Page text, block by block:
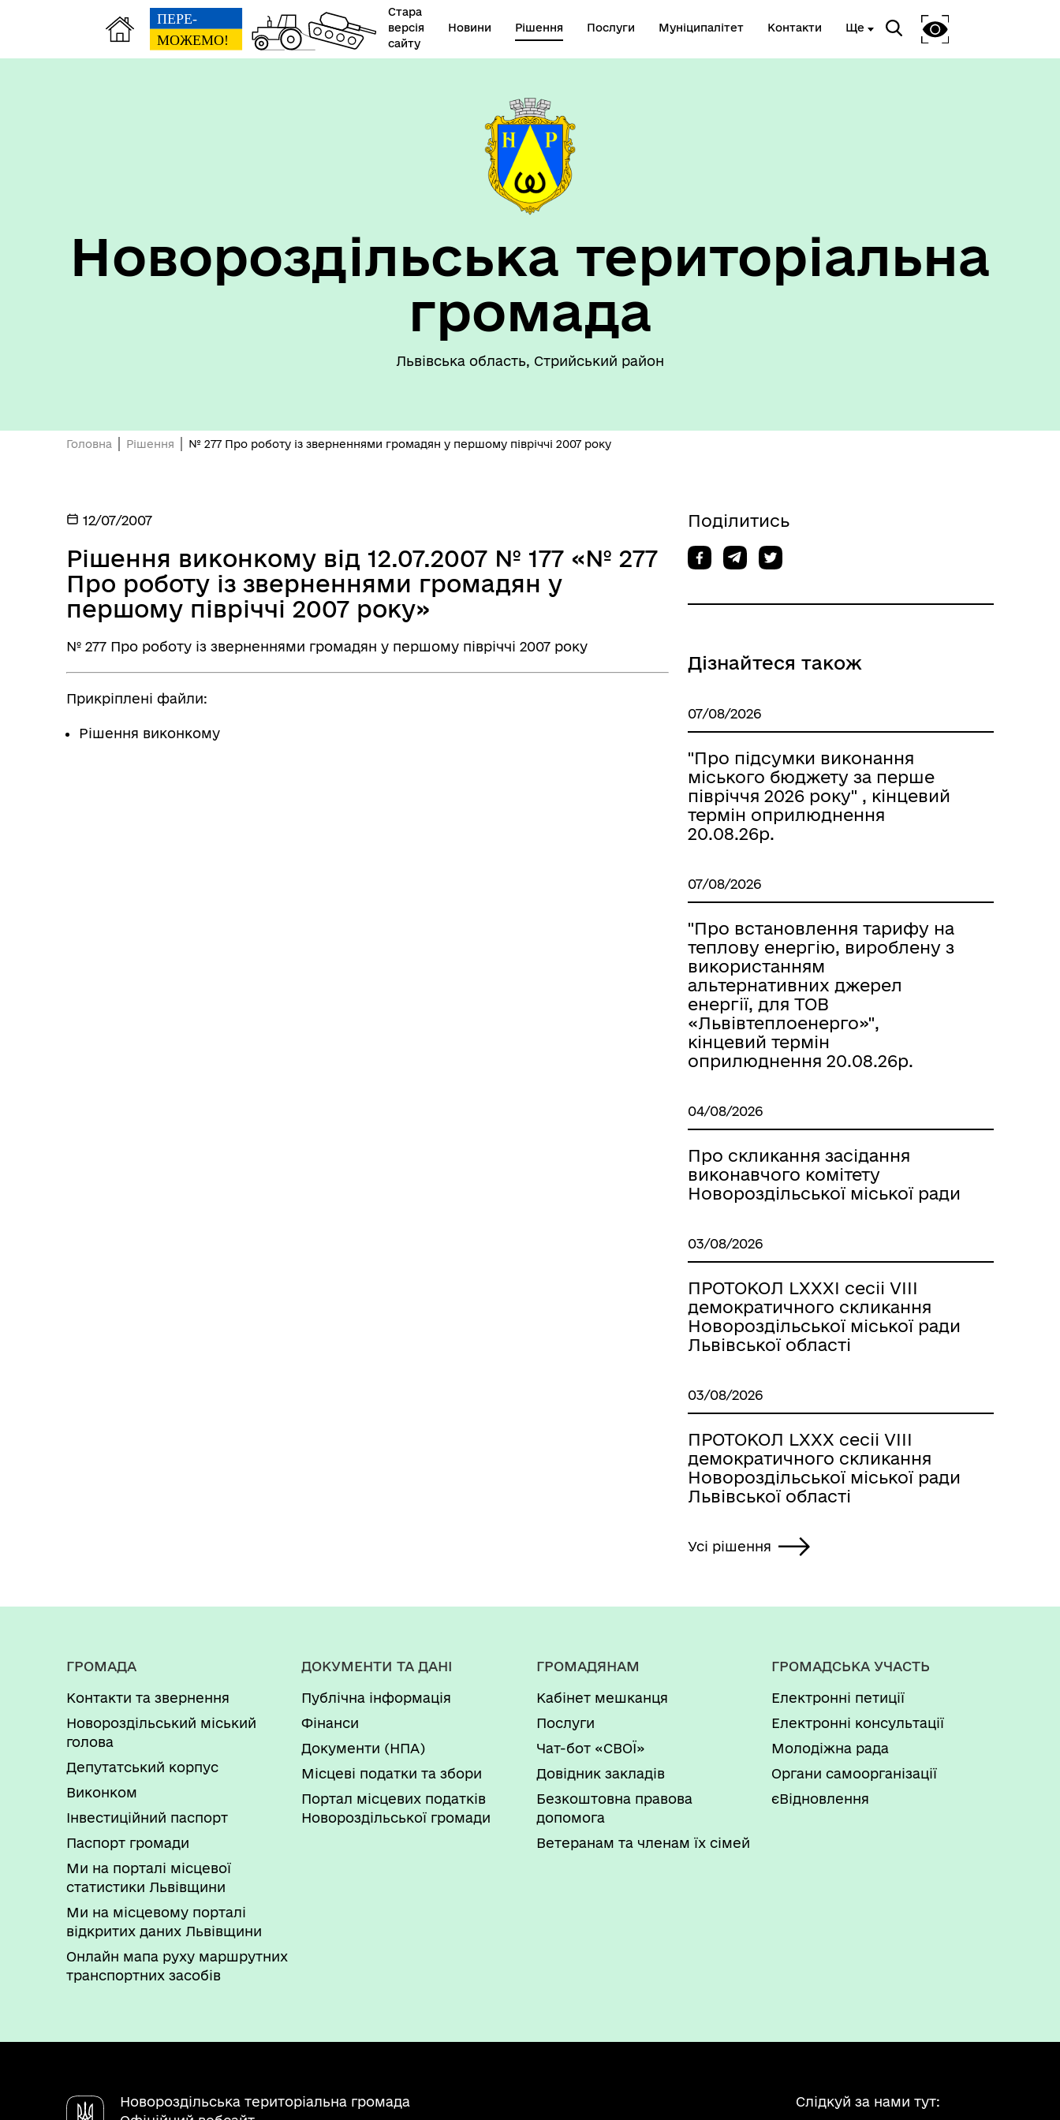
Стара
версія
сайту
Новини Рішення Послуги Муніципалітет Контакти Ще
Оплата праці
Контакти та розпорядок
СПАДЩИНИ
НОВОРОЗДІЛЬСЬКОЇ
ТЕРИТОРІАЛЬНОЇ ГРОМАДИ
Діяльність
"Воєнний ( Надзвичайний)
Новороздільська територіальна
громада
Львівська область, Стрийський район
Головна Рішення № 277 Про роботу із зверненнями громадян у першому півріччі 2007 року
12/07/2007
Рішення виконкому від 12.07.2007 № 177 «№ 277
Про роботу із зверненнями громадян у
першому півріччі 2007 року»
№ 277 Про роботу із зверненнями громадян у першому півріччі 2007 року
Прикріплені файли:
Рішення виконкому
Поділитись
Дізнайтеся також
07/08/2026
"Про підсумки виконання
міського бюджету за перше
півріччя 2026 року" , кінцевий
термін оприлюднення
20.08.26р.
07/08/2026
"Про встановлення тарифу на
теплову енергію, вироблену з
використанням
альтернативних джерел
енергії, для ТОВ
«Львівтеплоенерго»",
кінцевий термін
оприлюднення 20.08.26р.
04/08/2026
Про скликання засідання
виконавчого комітету
Новороздільської міської ради
03/08/2026
ПРОТОКОЛ LХХХІ сесіі VІІІ
демократичного скликання
Новороздільської міської ради
Львівської області
03/08/2026
ПРОТОКОЛ LХХХ сесіі VІІІ
демократичного скликання
Новороздільської міської ради
Львівської області
Усі рішення
ГРОМАДА
Контакти та звернення
Новороздільський міський
голова
Депутатський корпус
Виконком
Інвестиційний паспорт
Паспорт громади
Ми на порталі місцевої
статистики Львівщини
Ми на місцевому порталі
відкритих даних Львівщини
Онлайн мапа руху маршрутних
транспортних засобів
ДОКУМЕНТИ ТА ДАНІ
Публічна інформація
Фінанси
Документи (НПА)
Місцеві податки та збори
Портал місцевих податків
Новороздільської громади
ГРОМАДЯНАМ
Кабінет мешканця
Послуги
Чат-бот «СВОЇ»
Довідник закладів
Безкоштовна правова
допомога
Ветеранам та членам їх сімей
ГРОМАДСЬКА УЧАСТЬ
Електронні петиції
Електронні консультації
Молодіжна рада
Органи самоорганізації
єВідновлення
Новороздільська територіальна громада
Слідкуй за нами тут: